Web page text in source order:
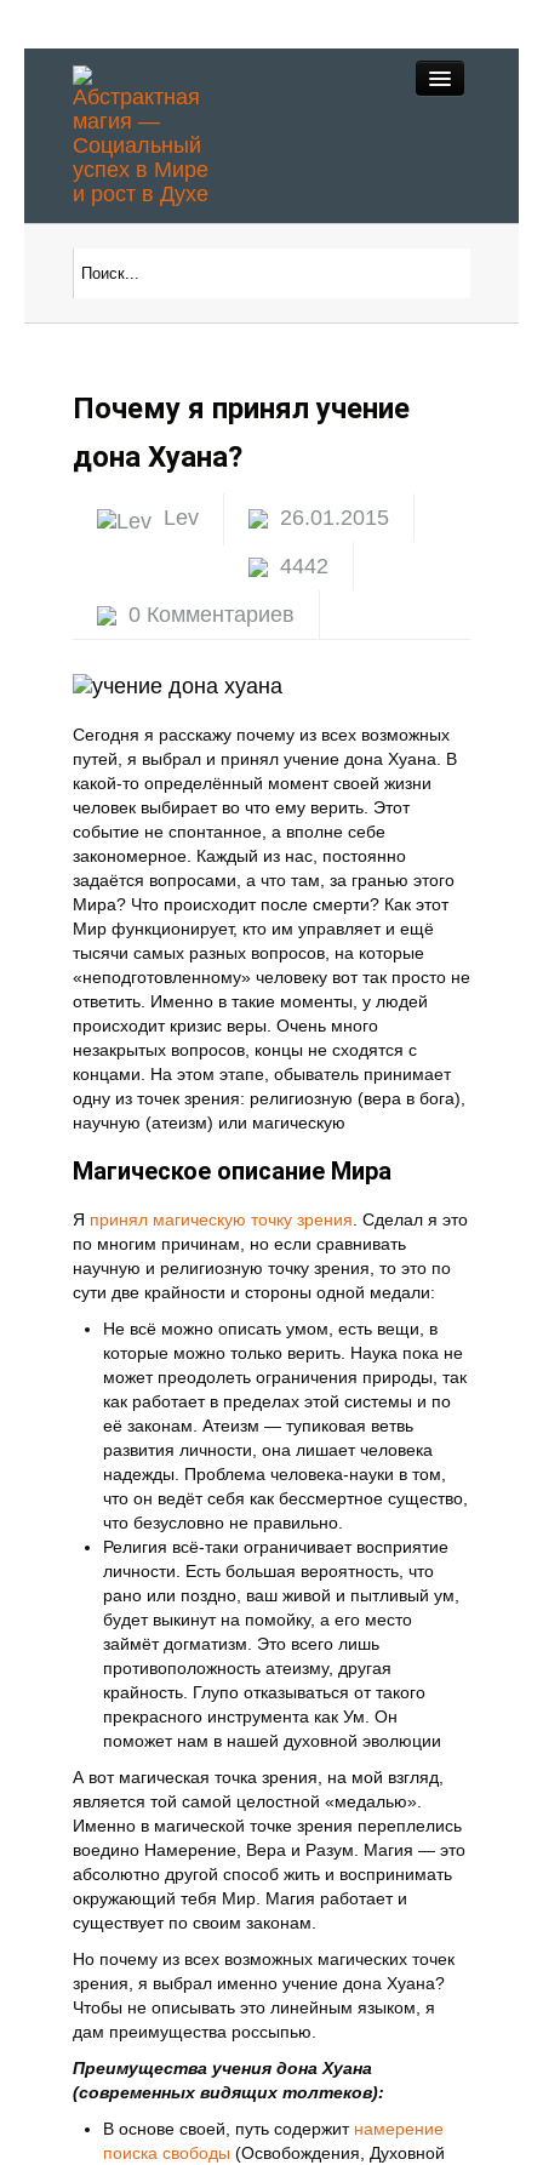
Абстрактное
Духовные практики
Магическое описание
Натальная астрология
Осознанность
Путь Воина
Сталкинг
Целительство
Почему я принял учение
дона Хуана?
Lev
26.01.2015
4442
0 Комментариев
Сегодня я расскажу почему из всех возможных
путей, я выбрал и принял учение дона Хуана. В
какой-то определённый момент своей жизни
человек выбирает во что ему верить. Этот
событие не спонтанное, а вполне себе
закономерное. Каждый из нас, постоянно
задаётся вопросами, а что там, за гранью этого
Мира? Что происходит после смерти? Как этот
Мир функционирует, кто им управляет и ещё
тысячи самых разных вопросов, на которые
«неподготовленному» человеку вот так просто не
ответить. Именно в такие моменты, у людей
происходит кризис веры. Очень много
незакрытых вопросов, концы не сходятся с
концами. На этом этапе, обыватель принимает
одну из точек зрения: религиозную (вера в бога),
научную (атеизм) или магическую
Магическое описание Мира
Я принял магическую точку зрения. Сделал я это
по многим причинам, но если сравнивать
научную и религиозную точку зрения, то это по
сути две крайности и стороны одной медали:
Не всё можно описать умом, есть вещи, в
которые можно только верить. Наука пока не
может преодолеть ограничения природы, так
как работает в пределах этой системы и по
её законам. Атеизм — тупиковая ветвь
развития личности, она лишает человека
надежды. Проблема человека-науки в том,
что он ведёт себя как бессмертное существо,
что безусловно не правильно.
Религия всё-таки ограничивает восприятие
личности. Есть большая вероятность, что
рано или поздно, ваш живой и пытливый ум,
будет выкинут на помойку, а его место
займёт догматизм. Это всего лишь
противоположность атеизму, другая
крайность. Глупо отказываться от такого
прекрасного инструмента как Ум. Он
поможет нам в нашей духовной эволюции
А вот магическая точка зрения, на мой взгляд,
является той самой целостной «медалью».
Именно в магической точке зрения переплелись
воедино Намерение, Вера и Разум. Магия — это
абсолютно другой способ жить и воспринимать
окружающий тебя Мир. Магия работает и
существует по своим законам.
Но почему из всех возможных магических точек
зрения, я выбрал именно учение дона Хуана?
Чтобы не описывать это линейным языком, я
дам преимущества россыпью.
Преимущества учения дона Хуана
(современных видящих толтеков):
В основе своей, путь содержит намерение
поиска свободы (Освобождения, Духовной